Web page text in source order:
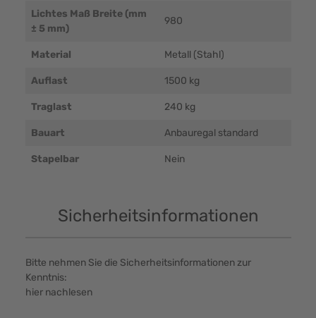
Lichtes Maß Breite (mm
± 5 mm)
980
Material Metall (Stahl)
Auflast 1500 kg
Traglast 240 kg
Bauart Anbauregal standard
Stapelbar Nein
Sicherheitsinformationen
Bitte nehmen Sie die Sicherheitsinformationen zur
Kenntnis:
hier nachlesen